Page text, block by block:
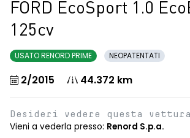
FORD EcoSport 1.0
125cv
USATO RENORD PRIME NEOPATENTATI
2/2015 44.372 km
Desideri vedere questa
Vieni a vederla presso: Renord S.p.a.